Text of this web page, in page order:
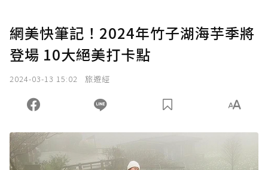
網美快筆記！2024年竹子湖海芋季將
登場 10大絕美打卡點
2024-03-13 15:02 旅遊經